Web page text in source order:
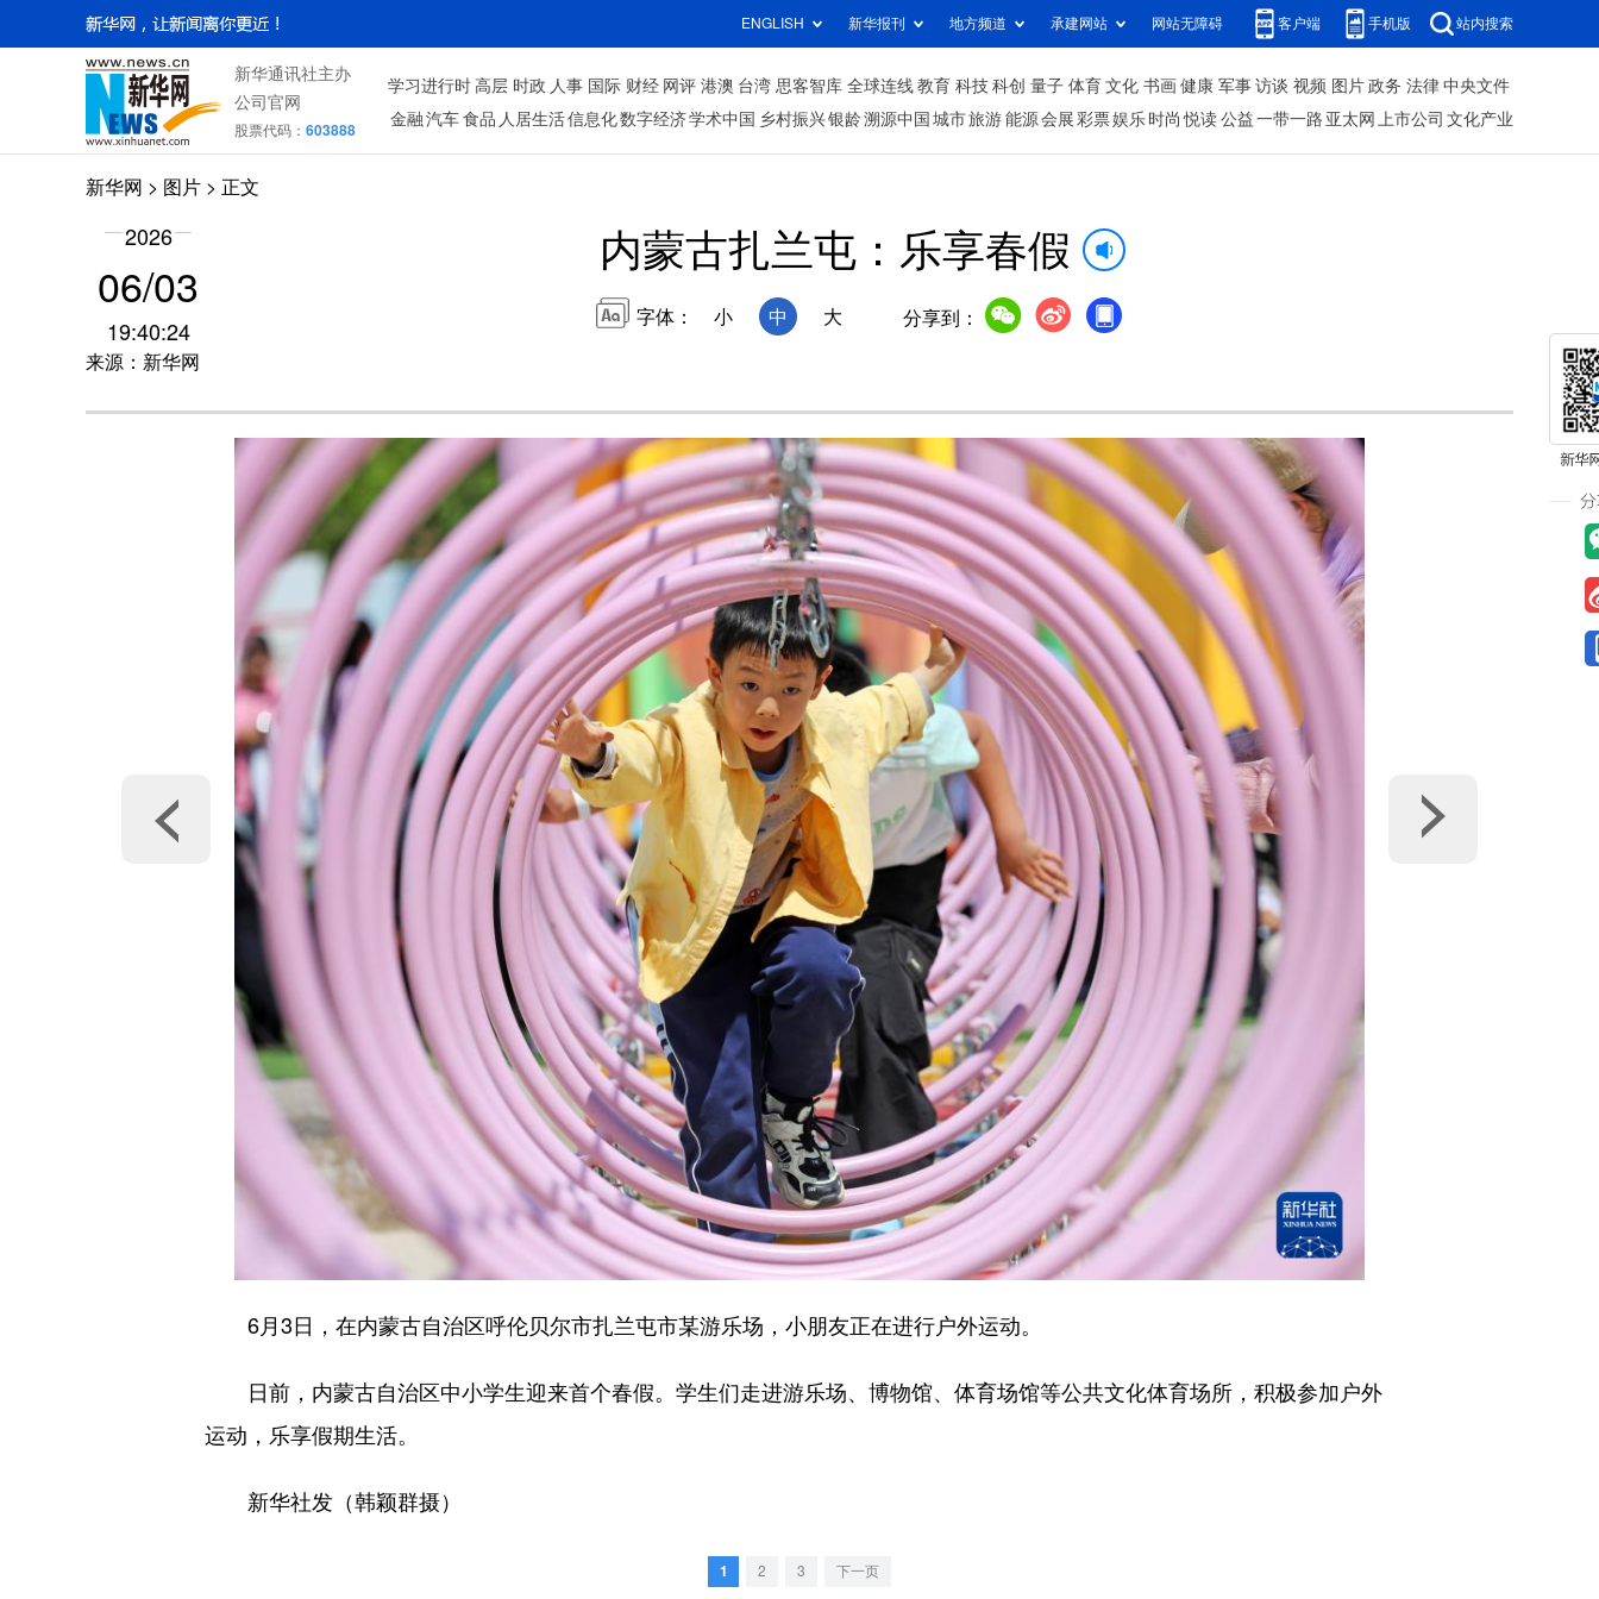
ENGLISH 新华报刊 地方频道 承建网站 网站无障碍 客户端 手机版 站内搜索
新华通讯社主办
公司官网
股票代码： 603888
学习进行时 高层 时政 人事 国际 财经 网评 港澳 台湾 思客智库 全球连线 教育 科技 科创 量子 体育 文化 书画 健康 军事 访谈 视频 图片 政务 法律 中央文件
金融 汽车 食品 人居生活信息化数字经济学术中国 乡村振兴银龄溯源中国 城市旅游 能源 会展 彩票娱乐 时尚 悦读 公益 一带一路 亚太网 上市公司 文化产业
新华网 > 图片 > 正文
2026
06/03
19:40:24
来源：新华网
内蒙古扎兰屯：乐享春假
字体： 小 中 大 分享到：
6月3日，在内蒙古自治区呼伦贝尔市扎兰屯市某游乐场，小朋友正在进行户外运动。
日前，内蒙古自治区中小学生迎来首个春假。学生们走进游乐场、博物馆、体育场馆等公共文化体育场所，积极参加户外
运动，乐享假期生活。
新华社发（韩颖群摄）
1 2 3 下一页